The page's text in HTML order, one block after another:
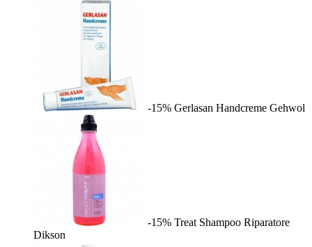
-15% Gerlasan Handcreme Gehwol
-15% Treat Shampoo Riparatore
Dikson